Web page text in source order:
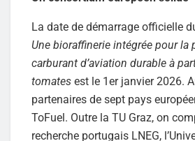
La date de démarrage officielle
Une bioraffinerie intégrée pour la
carburant d’aviation durable à
tomates est le 1er janvier 2026.
partenaires de sept pays
ToFuel. Outre la TU Graz, on
recherche portugais LNEG,